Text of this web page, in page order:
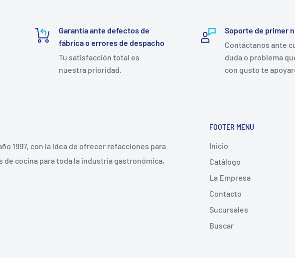
Garantía ante defectos de
fábrica o errores de despacho
Tu satisfacción total es
nuestra prioridad.
Soporte de primer
Contáctanos ante
duda o problema
con gusto te
1997, con la idea de ofrecer refacciones para
cocina para toda la industria gastronómica,
FOOTER MENU
Inicio
Catálogo
La Empresa
Contacto
Sucursales
Buscar